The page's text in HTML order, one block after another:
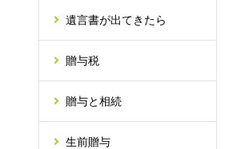
遺言書が出てきたら
贈与税
贈与と相続
生前贈与